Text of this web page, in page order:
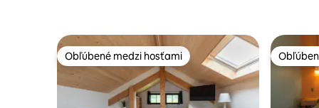
Obľúbené medzi hosťami
Obľúbené medzi hosťami